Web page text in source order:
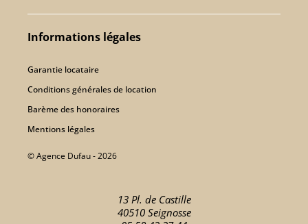
13 Pl. de Castille
40510 Seignosse
Informations légales
Garantie locataire
Conditions générales de location
Barème des honoraires
Mentions légales
© Agence Dufau - 2026